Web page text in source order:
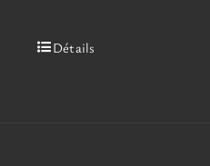
CeDétails